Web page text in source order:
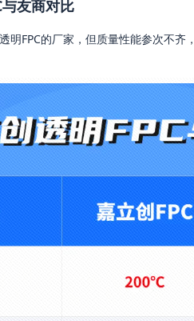
友商对比
明FPC的厂家，但质量性能参次不齐